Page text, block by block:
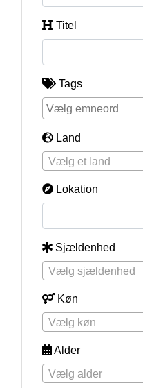
Titel
Tags
Land
Vælg et land
Lokation
Sjældenhed
Vælg sjældenhed
Køn
Vælg køn
Alder
Vælg alder